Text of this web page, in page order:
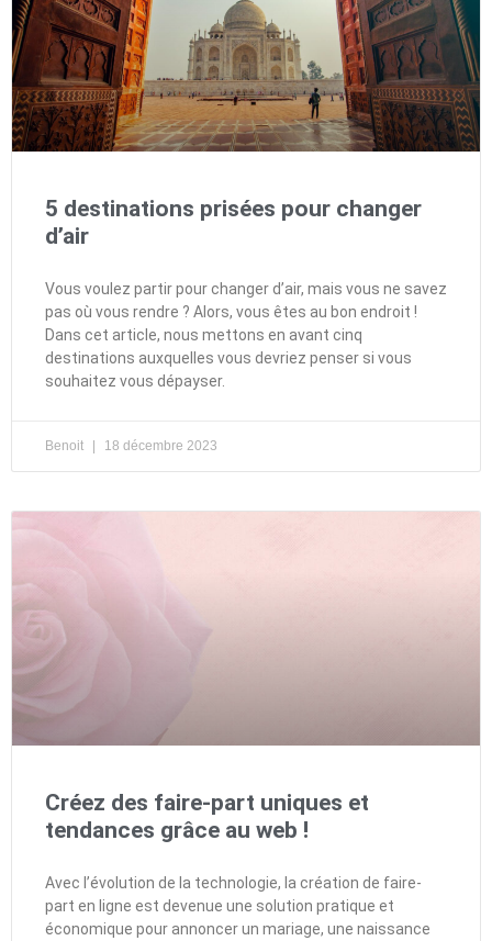
5 destinations prisées pour changer
d’air
Vous voulez partir pour changer d’air, mais vous ne savez
pas où vous rendre ? Alors, vous êtes au bon endroit !
Dans cet article, nous mettons en avant cinq
destinations auxquelles vous devriez penser si vous
souhaitez vous dépayser.
Benoit 18 décembre 2023
Créez des faire-part uniques et
tendances grâce au web !
Avec l’évolution de la technologie, la création de faire-
part en ligne est devenue une solution pratique et
économique pour annoncer un mariage, une naissance